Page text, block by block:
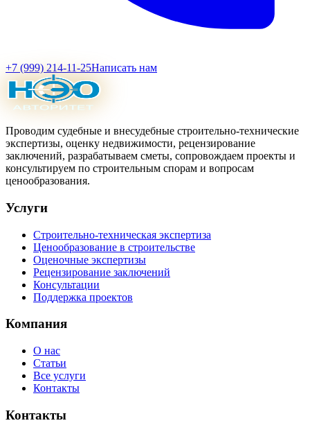
+7 (999) 214-11-25Написать нам
Проводим судебные и внесудебные строительно-технические
экспертизы, оценку недвижимости, рецензирование
заключений, разрабатываем сметы, сопровождаем проекты и
консультируем по строительным спорам и вопросам
ценообразования.
Услуги
Строительно-техническая экспертиза
Ценообразование в строительстве
Оценочные экспертизы
Рецензирование заключений
Консультации
Поддержка проектов
Компания
О нас
Статьи
Все услуги
Контакты
Контакты